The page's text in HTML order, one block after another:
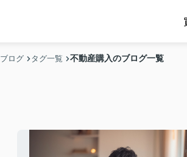
ブログ タグ一覧 不動産購入のブログ一覧